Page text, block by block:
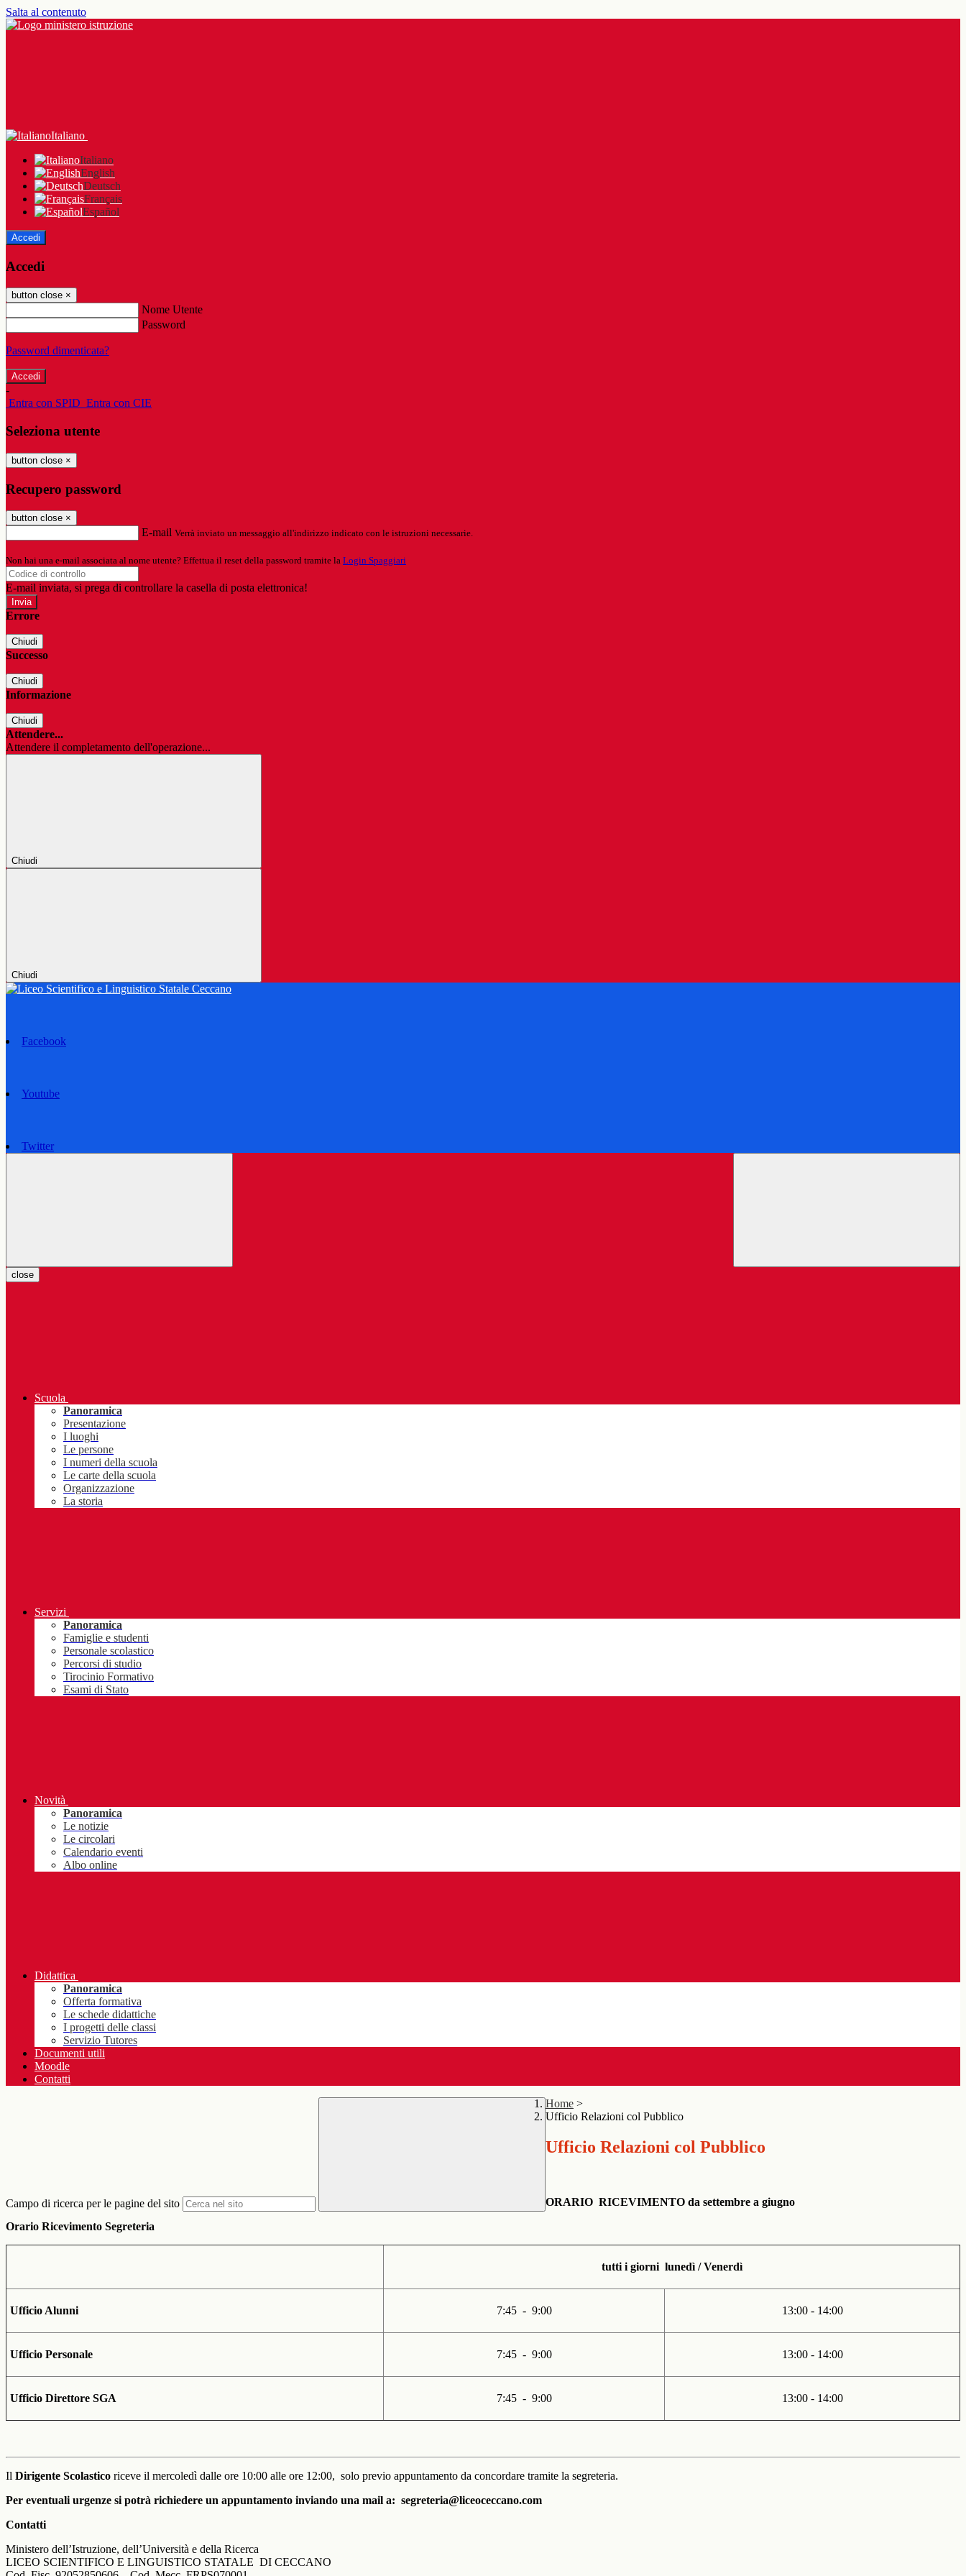
Salta al contenuto
Italiano
Italiano
English
Deutsch
Français
Español
Accedi
Accedi
button close ×
Nome Utente
Password
Password dimenticata?
-
Entra con SPID Entra con CIE
Seleziona utente
button close ×
Recupero password
button close ×
E-mail Verrà inviato un messaggio all'indirizzo indicato con le istruzioni necessarie.
Non hai una e-mail associata al nome utente? Effettua il reset della password tramite la Login Spaggiari
E-mail inviata, si prega di controllare la casella di posta elettronica!
Errore
Chiudi
Successo
Chiudi
Informazione
Chiudi
Attendere...
Attendere il completamento dell'operazione...
Chiudi
Chiudi
Facebook
Youtube
Twitter
close
Scuola
Panoramica
Presentazione
I luoghi
Le persone
I numeri della scuola
Le carte della scuola
Organizzazione
La storia
Servizi
Panoramica
Famiglie e studenti
Personale scolastico
Percorsi di studio
Tirocinio Formativo
Esami di Stato
Novità
Panoramica
Le notizie
Le circolari
Calendario eventi
Albo online
Didattica
Panoramica
Offerta formativa
Le schede didattiche
I progetti delle classi
Servizio Tutores
Documenti utili
Moodle
Contatti
Campo di ricerca per le pagine del sito
Home >
Ufficio Relazioni col Pubblico
Ufficio Relazioni col Pubblico
ORARIO RICEVIMENTO da settembre a giugno
Orario Ricevimento Segreteria
tutti i giorni lunedì / Venerdì
Ufficio Alunni 7:45 - 9:00 13:00 - 14:00
Ufficio Personale 7:45 - 9:00 13:00 - 14:00
Ufficio Direttore SGA 7:45 - 9:00 13:00 - 14:00
Il Dirigente Scolastico riceve il mercoledì dalle ore 10:00 alle ore 12:00, solo previo appuntamento da concordare tramite la segreteria.
Per eventuali urgenze si potrà richiedere un appuntamento inviando una mail a: segreteria@liceoceccano.com
Contatti
Ministero dell’Istruzione, dell’Università e della Ricerca
LICEO SCIENTIFICO E LINGUISTICO STATALE DI CECCANO